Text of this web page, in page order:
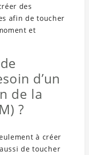
des
afin de toucher
et
d’un
de la
?
à créer
de toucher